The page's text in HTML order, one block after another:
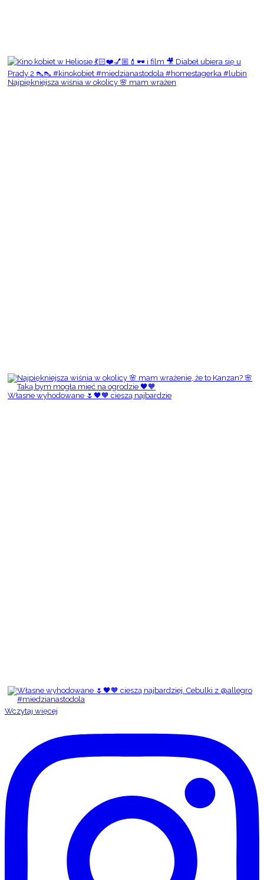
Najpiękniejsza wiśnia w okolicy 🌸 mam wrażen
Własne wyhodowane 🌷🖤🧡 cieszą najbardzie
Wczytaj więcej